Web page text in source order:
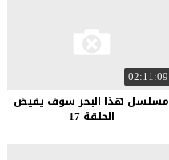
02:11:09
مسلسل هذا البحر سوف يفيض
الحلقة 17